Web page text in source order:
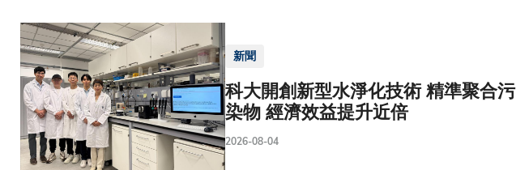
新聞
科大開創新型水淨化技術 精準聚合污
染物 經濟效益提升近倍
2026-08-04